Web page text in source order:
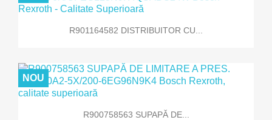
R901164582 DISTRIBUITOR CU...
R900758563 SUPAPĂ DE...
NOU